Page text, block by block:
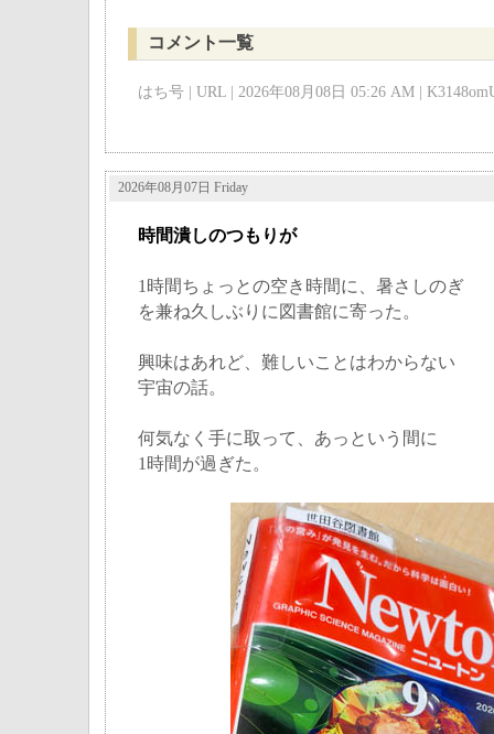
コメント一覧
はち号 | URL | 2026年08月08日 05:26 AM |
2026年08月07日 Friday
時間潰しのつもりが
1時間ちょっとの空き時間に、暑さしのぎ
を兼ね久しぶりに図書館に寄った。
興味はあれど、難しいことはわからない
宇宙の話。
何気なく手に取って、あっという間に
1時間が過ぎた。